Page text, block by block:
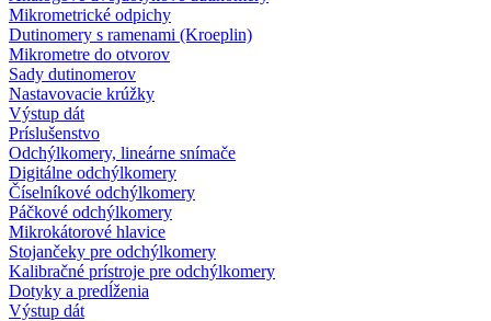
Mikrometrické odpichy
Dutinomery s ramenami (Kroeplin)
Mikrometre do otvorov
Sady dutinomerov
Nastavovacie krúžky
Výstup dát
Príslušenstvo
Odchýlkomery, lineárne snímače
Digitálne odchýlkomery
Číselníkové odchýlkomery
Páčkové odchýlkomery
Mikrokátorové hlavice
Stojančeky pre odchýlkomery
Kalibračné prístroje pre odchýlkomery
Dotyky a predĺženia
Výstup dát